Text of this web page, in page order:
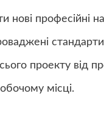
нові професійні
проекту від
місці.